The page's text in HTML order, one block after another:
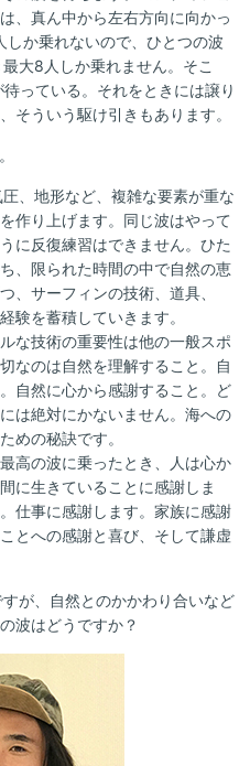
、真ん中から左右方向に向かっ
しか乗れないので、ひとつの波
大8人しか乗れません。そこ
っている。それをときには譲り
そういう駆け引きもあります。
、地形など、複雑な要素が重な
作り上げます。同じ波はやって
に反復練習はできません。ひた
、限られた時間の中で自然の恵
、サーフィンの技術、道具、
験を蓄積していきます。
な技術の重要性は他の一般スポ
なのは自然を理解すること。自
自然に心から感謝すること。ど
は絶対にかないません。海への
めの秘訣です。
高の波に乗ったとき、人は心か
に生きていることに感謝しま
仕事に感謝します。家族に感謝
とへの感謝と喜び、そして謙虚
が、自然とのかかわり合いなど
波はどうですか？